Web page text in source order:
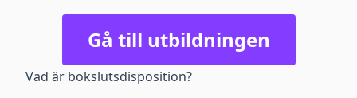
Gå till utbildningen
Vad är bokslutsdisposition?